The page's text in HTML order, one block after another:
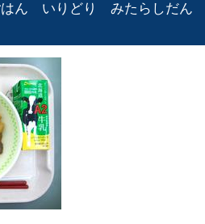
ん いりどり みたらしだん